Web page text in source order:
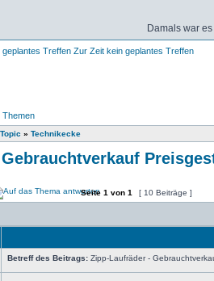
Damals war
Zur Zeit kein geplantes Treffen
Themen
» Technikecke
Seite 1 von 1 [ 10 Beiträge ]
Betreff des Beitrags: Zipp-Laufräder -